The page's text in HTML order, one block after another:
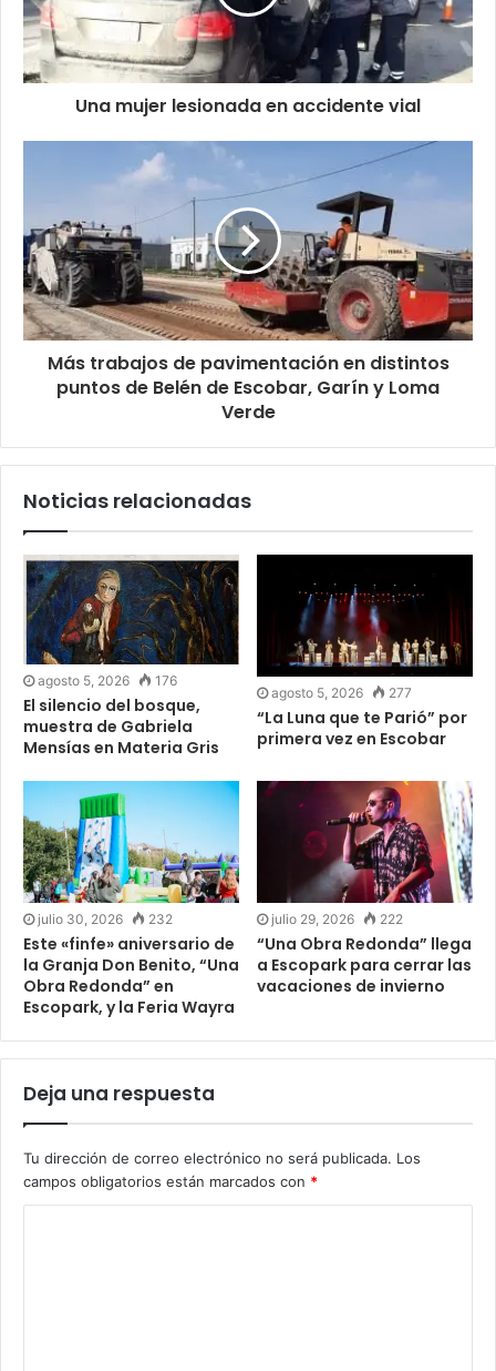
Una mujer lesionada en accidente vial
Más trabajos de pavimentación en distintos
puntos de Belén de Escobar, Garín y Loma
Verde
Noticias relacionadas
agosto 5, 2026 176
El silencio del bosque,
muestra de Gabriela
Mensías en Materia Gris
agosto 5, 2026 277
“La Luna que te Parió” por
primera vez en Escobar
julio 30, 2026 232
Este «finfe» aniversario de
la Granja Don Benito, “Una
Obra Redonda” en
Escopark, y la Feria Wayra
julio 29, 2026 222
“Una Obra Redonda” llega
a Escopark para cerrar las
vacaciones de invierno
Deja una respuesta
Tu dirección de correo electrónico no será publicada. Los
campos obligatorios están marcados con *